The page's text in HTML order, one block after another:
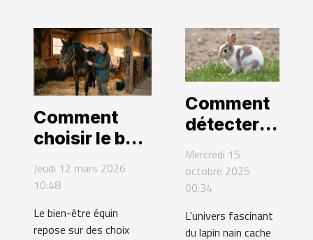
Comment
choisir le bon
pour la santé
cheval ?
Jeudi 12 mars 2026
10:48
Le bien-être équin
repose sur des choix
Comment
détecter
les
troubles
digestifs
chez le
lapin nain ?
Mercredi 15
octobre 2025
00:34
L'univers fascinant
du lapin nain cache